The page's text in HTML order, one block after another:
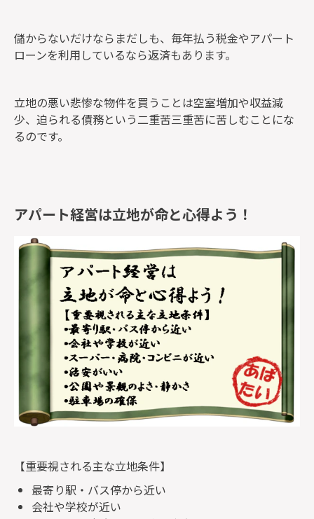
儲からないだけならまだしも、毎年払う税金やアパート
ローンを利用しているなら返済もあります。
立地の悪い悲惨な物件を買うことは空室増加や収益減
少、迫られる債務という二重苦三重苦に苦しむことにな
るのです。
アパート経営は立地が命と心得よう！
【重要視される主な立地条件】
最寄り駅・バス停から近い
会社や学校が近い